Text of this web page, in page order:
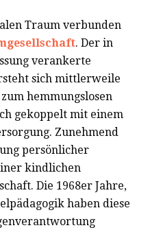
Traum verbunden
. Der in
verankerte
sich mittlerweile
hemmungslosen
gekoppelt mit einem
Zunehmend
persönlicher
kindlichen
Die 1968er Jahre,
haben diese